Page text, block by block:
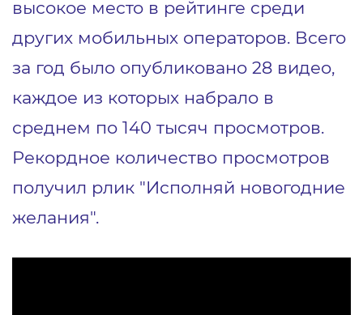
высокое место в рейтинге среди
других мобильных операторов. Всего
за год было опубликовано 28 видео,
каждое из которых набрало в
среднем по 140 тысяч просмотров.
Рекордное количество просмотров
получил рлик "Исполняй новогодние
желания".